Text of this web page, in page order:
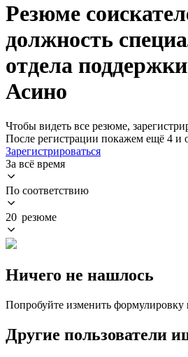
Резюме
должность
отдела
Асино
Чтобы видеть все резюме,
После регистрации покажем ещё 4 и
Зарегистрироваться
За всё время
По соответствию
20 резюме
Ничего не нашлось
Попробуйте изменить
Другие пользователи